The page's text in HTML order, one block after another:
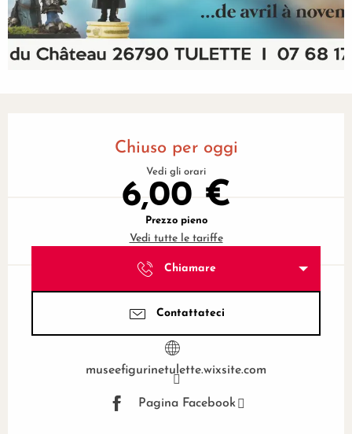
Chiuso per oggi
Vedi gli orari
6,00 €
Prezzo pieno
Vedi tutte le tariffe
Chiamare
Contattateci
museefigurinetulette.wixsite.com
Pagina Facebook